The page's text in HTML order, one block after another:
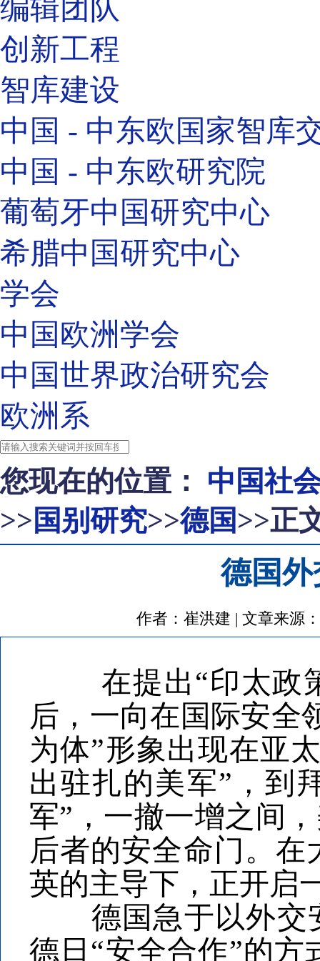
编辑团队
创新工程
智库建设
中国 - 中东欧国家智库
中国 - 中东欧研究院
葡萄牙中国研究中心
希腊中国研究中心
学会
中国欧洲学会
中国世界政治研究会
欧洲系
您现在的位置： 中国社
>> 国别研究>>德国>>正
德国
作者：崔洪建 | 文章来源
在提出“印太政策
后，一向在国际安全
为体”形象出现在亚
出驻扎的美军”，到
军”，一撤一增之间
后者的安全命门。
英的主导下，正开启
德国急于以外交安
德日“安全合作”的